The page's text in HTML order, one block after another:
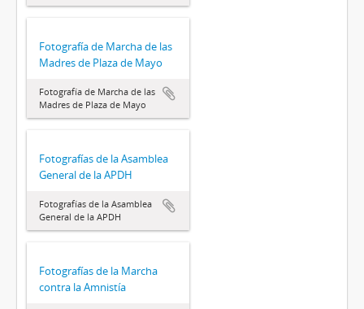
Fotografía de Marcha de las
Madres de Plaza de Mayo
Fotografía de Marcha de las
Madres de Plaza de Mayo
Fotografías de la Asamblea
General de la APDH
Fotografías de la Asamblea
General de la APDH
Fotografías de la Marcha
contra la Amnistía